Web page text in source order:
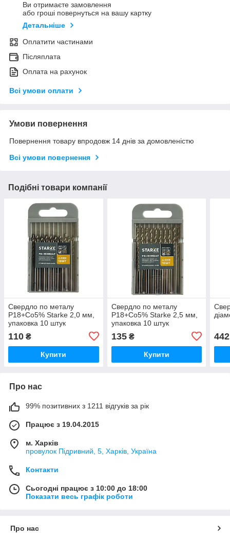
Ви отримаєте замовлення
або гроші повернуться на вашу картку
Детальніше
Оплатити частинами
Післяплата
Оплата на рахунок
Всі умови оплати
Умови повернення
Повернення товару впродовж 14 днів за домовленістю
Всі умови повернення
Подібні товари компанії
Свердло по металу
Р18+Co5% Starke 2,0 мм,
упаковка 10 штук
110 ₴
Купити
Свердло по металу
Р18+Co5% Starke 2,5 мм,
упаковка 10 штук
135₴
Купити
442
Про нас
99% позитивних з 1211 відгуків за рік
Працює з 19.04.2015
м. Харків
провулок Підривний, 5, Харків, Україна
Контакти
Сьогодні працює з 10:00 до 18:00
Показати весь графік роботи
Про нас